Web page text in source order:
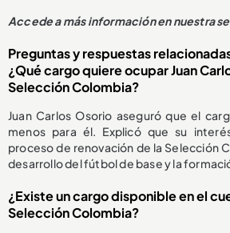
Accede a más información en nuestra
Preguntas y respuestas
¿Qué cargo quiere ocupar Juan
Selección Colombia?
Juan Carlos Osorio aseguró que el
menos para él. Explicó que su
proceso de renovación de la Selección
desarrollo del fútbol de base y la
¿Existe un cargo disponible en el
Selección Colombia?